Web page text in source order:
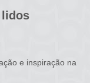
lidos
e inspiração na